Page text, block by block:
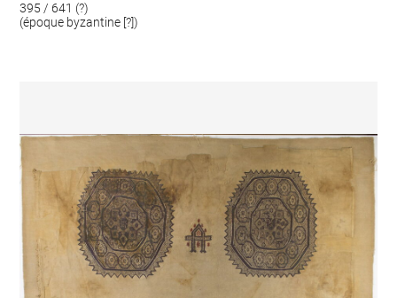
395 / 641 (?)
(époque byzantine [?])